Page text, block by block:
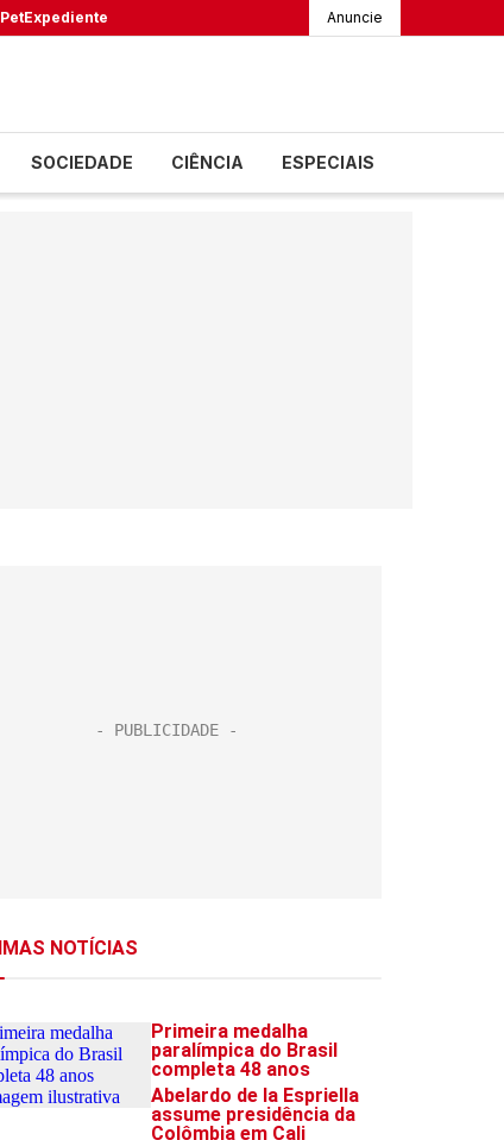
PetExpediente Anuncie
SOCIEDADE CIÊNCIA ESPECIAIS